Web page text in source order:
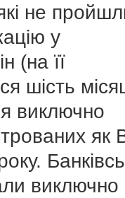
не
у
(на її
шість
виключно
виключно